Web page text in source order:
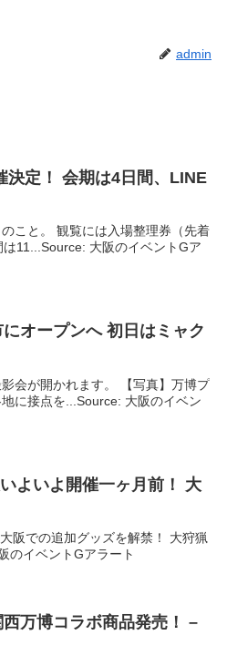
admin
決定！ 会期は4日間、LINE
こと。 観覧には入場整理券（先着
11...Source: 大阪のイベントGア
オープンへ 初日はミャク
会が開かれます。 【写真】万博プ
に接点を...Source: 大阪のイベン
いよいよ開催一ヶ月前！ 大
阪での追加グッズを解禁！ 大狩猟
のイベントGアラート
西万博コラボ商品発売！ –